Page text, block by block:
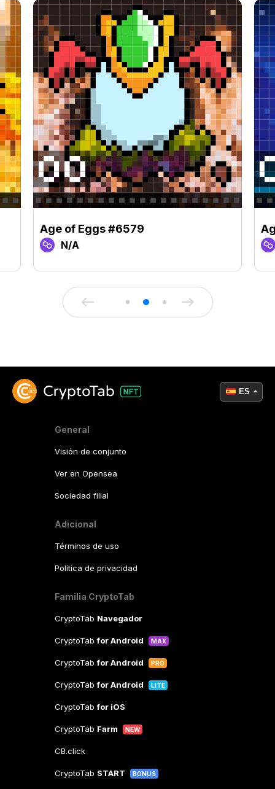
Age of Eggs #6579
N/A
General
Visión de conjunto
Ver en Opensea
Sociedad filial
Adicional
Términos de uso
Política de privacidad
Familia CryptoTab
CryptoTab Navegador
CryptoTabfor Android MAX
CryptoTabfor Android PRO
CryptoTabfor Android LITE
CryptoTabfor iOS
CryptoTab Farm NEW
CB.click
CryptoTab START BONUS
ES